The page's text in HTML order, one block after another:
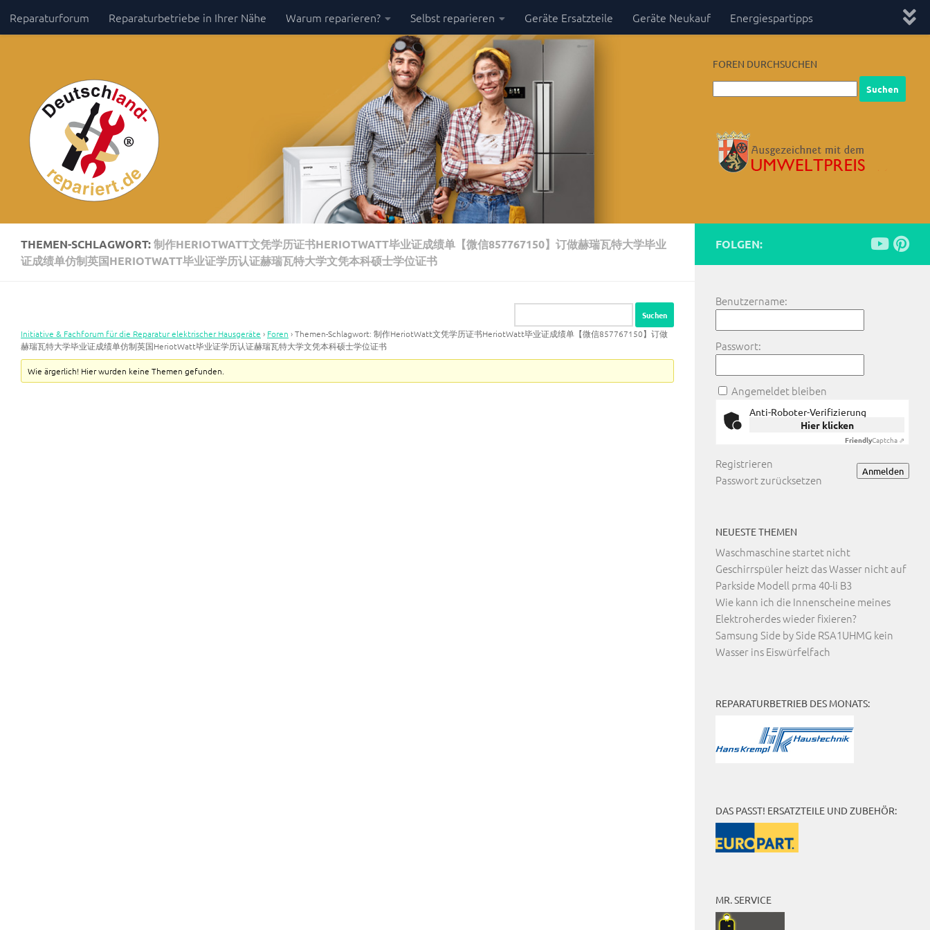
Zum Inhalt springen
Reparaturforum Reparaturbetriebe in Ihrer Nähe Warum reparieren? Selbst reparieren Geräte Ersatzteile Geräte Neukauf Energiespartipps
FOREN DURCHSUCHEN
THEMEN-SCHLAGWORT:制作HERIOTWATT文凭学历证书HERIOTWATT毕业证成绩单【微信857767150】订做赫瑞瓦特大学毕业
证成绩单仿制英国HERIOTWATT毕业证学历认证赫瑞瓦特大学文凭本科硕士学位证书
Initiative & Fachforum für die Reparatur elektrischer Hausgeräte › Foren ›Themen-Schlagwort: 制作HeriotWatt文凭学历证书HeriotWatt毕业证成绩单【微信857767150】订做
赫瑞瓦特大学毕业证成绩单仿制英国HeriotWatt毕业证学历认证赫瑞瓦特大学文凭本科硕士学位证书
Wie ärgerlich! Hier wurden keine Themen gefunden.
FOLGEN:
Benutzername:
Passwort:
Angemeldet bleiben
Anti-Roboter-Verifizierung
Hier klicken
FriendlyCaptcha ⇗
Anmelden
Registrieren
Passwort zurücksetzen
NEUESTE THEMEN
Waschmaschine startet nicht
Geschirrspüler heizt das Wasser nicht auf
Parkside Modell prma 40-li B3
Wie kann ich die Innenscheine meines
Elektroherdes wieder fixieren?
Samsung Side by Side RSA1UHMG kein
Wasser ins Eiswürfelfach
REPARATURBETRIEB DES MONATS:
DAS PASST! ERSATZTEILE UND ZUBEHÖR:
MR. SERVICE